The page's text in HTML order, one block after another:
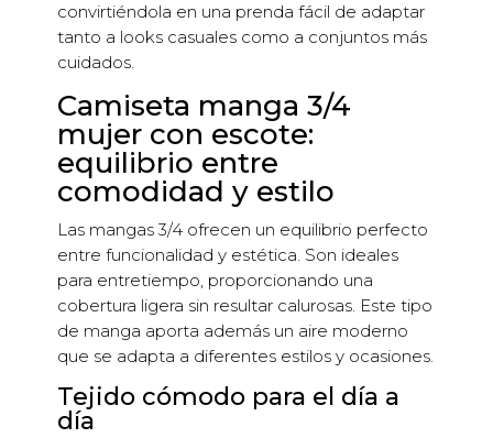
convirtiéndola en una prenda fácil de adaptar
tanto a looks casuales como a conjuntos más
cuidados.
Camiseta manga 3/4
mujer con escote:
equilibrio entre
comodidad y estilo
Las mangas 3/4 ofrecen un equilibrio perfecto
entre funcionalidad y estética. Son ideales
para entretiempo, proporcionando una
cobertura ligera sin resultar calurosas. Este tipo
de manga aporta además un aire moderno
que se adapta a diferentes estilos y ocasiones.
Tejido cómodo para el día a
día